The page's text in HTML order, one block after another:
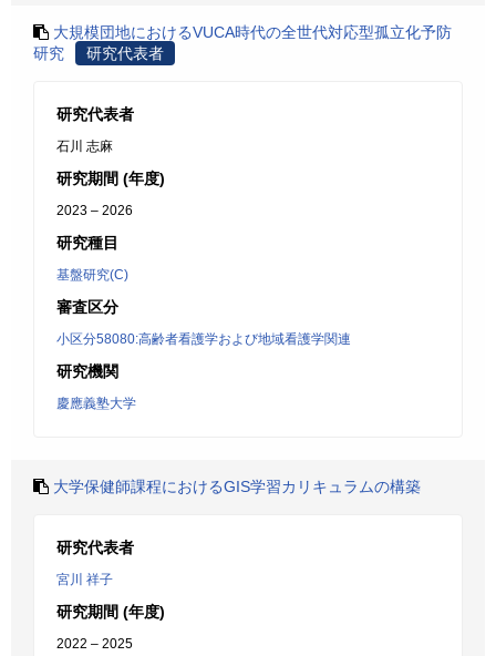
大規模団地におけるVUCA時代の全世代対応型孤立化予防
研究
研究代表者
研究代表者
石川 志麻
研究期間 (年度)
2023 – 2026
研究種目
基盤研究(C)
審査区分
小区分58080:高齢者看護学および地域看護学関連
研究機関
慶應義塾大学
大学保健師課程におけるGIS学習カリキュラムの構築
研究代表者
宮川 祥子
研究期間 (年度)
2022 – 2025